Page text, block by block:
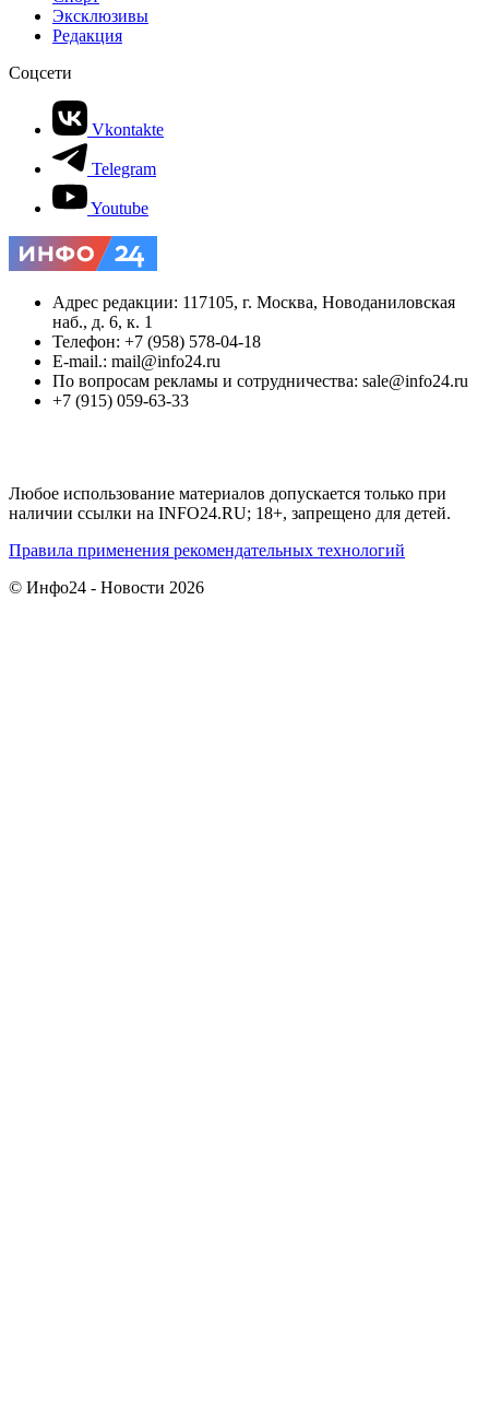
Эксклюзивы
Редакция
Соцсети
Vkontakte
Telegram
Youtube
Адрес редакции: 117105, г. Москва, Новоданиловская
наб., д. 6, к. 1
Телефон: +7 (958) 578-04-18
E-mail.: mail@info24.ru
По вопросам рекламы и сотрудничества: sale@info24.ru
+7 (915) 059-63-33
Любое использование материалов допускается только при
наличии ссылки на INFO24.RU; 18+, запрещено для детей.
Правила применения рекомендательных технологий
© Инфо24 - Новости 2026